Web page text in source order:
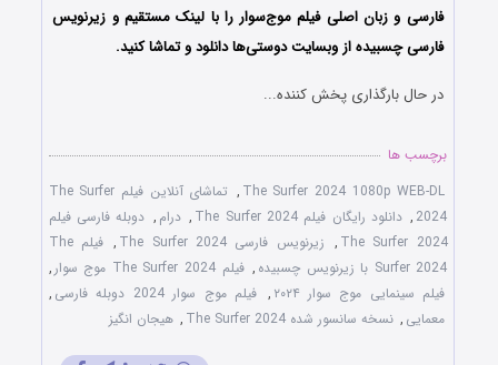
فارسی و زبان اصلی فیلم موج‌سوار را با ‌لینک مستقیم و زیرنویس
فارسی چسبیده از وبسایت دوستی‌ها دانلود و تماشا کنید.
در حال بارگذاری پخش کننده...
برچسب ها
The Surfer 2024 1080p WEB-DL
,
تماشای آنلاین فیلم The Surfer
2024
, دانلود رایگان فیلم The Surfer 2024 , درام , دوبله فارسی فیلم
The Surfer 2024
, زیرنویس فارسی The Surfer 2024 ,
فیلم The
Surfer 2024 با زیرنویس چسبیده
, فیلم The Surfer 2024 موج سوار
,
فیلم سینمایی موج سوار ۲۰۲۴
, فیلم موج سوار 2024 دوبله فارسی
,
معمایی , نسخه سانسور شده The Surfer 2024 , هیجان انگیز